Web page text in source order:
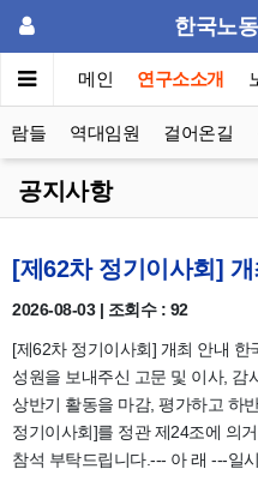
한국노
메인 연구소소개
람들 역대임원 걸어온길
공지사항
[제62차 정기이사회] 개
2026-08-03 | 조회수 : 92
[제62차 정기이사회] 개최 안내
성원을 보내주신 고문 및 이사, 감
상반기 활동을 마감, 평가하고 하
정기이사회]를 정관 제24조에 의
참석 부탁드립니다.--- 아 래 ---일